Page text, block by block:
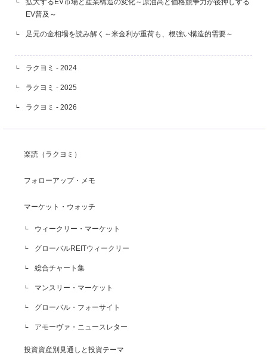
拡大するEV市場と産業構造の変化～原油高と価格競争力が後押しする
EV普及～
足元の金相場を読み解く～米金利が重荷も、根強い構造的需要～
ラクヨミ - 2024
ラクヨミ - 2025
ラクヨミ - 2026
楽読（ラクヨミ）
フォローアップ・メモ
マーケット・ウォッチ
ウィークリー・マーケット
グローバルREITウィークリー
総合チャート集
マンスリー・マーケット
グローバル・フォーサイト
アモーヴァ・ニュースレター
投資資産別見通しと投資テーマ